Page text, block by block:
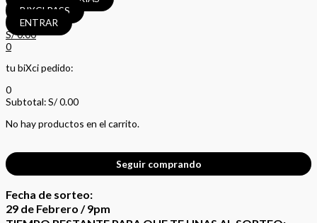
BIXCI PASS
ENTRAR
S/0.00
0
tu biXci pedido:
0
Subtotal:S/0.00
No hay productos en el carrito.
Seguir comprando
Fecha de sorteo:
29 de Febrero / 9pm